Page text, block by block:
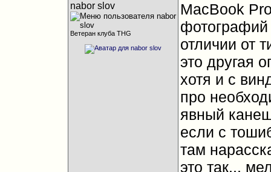
nabor slov
Ветеран клуба THG
MacBook
фотографий
отличии от
это другая
хотя и с
про
явный
если с
там
это так...